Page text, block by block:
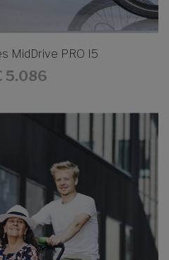
MidDrive PRO I5
5.086